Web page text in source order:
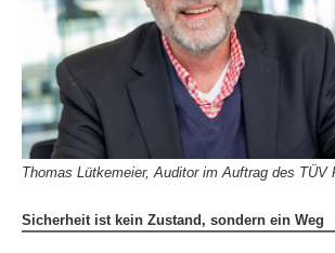
Thomas Lütkemeier, Auditor im Auftrag des TÜV
Sicherheit ist kein Zustand, sondern ein Weg